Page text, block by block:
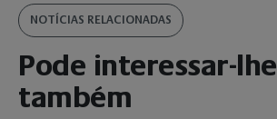
NOTÍCIAS RELACIONADAS
Pode interessar-lhe
também